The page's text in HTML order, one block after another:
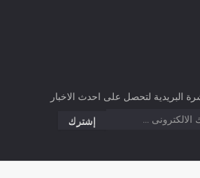
البريدية لتحصل على احدث الاخبار